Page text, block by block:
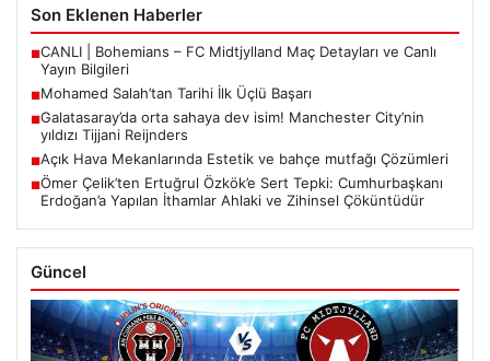
Son Eklenen Haberler
■CANLI | Bohemians – FC Midtjylland Maç Detayları ve Canlı
Yayın Bilgileri
■Mohamed Salah’tan Tarihi İlk Üçlü Başarı
■Galatasaray’da orta sahaya dev isim! Manchester City’nin
yıldızı Tijjani Reijnders
■Açık Hava Mekanlarında Estetik ve bahçe mutfağı Çözümleri
■Ömer Çelik’ten Ertuğrul Özkök’e Sert Tepki: Cumhurbaşkanı
Erdoğan’a Yapılan İthamlar Ahlaki ve Zihinsel Çöküntüdür
Güncel